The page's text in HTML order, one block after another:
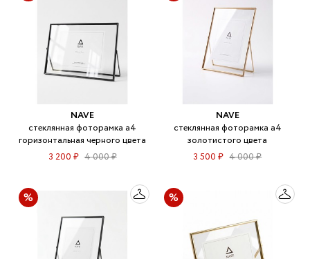
NAVE
стеклянная фоторамка а4
горизонтальная черного цвета
3 200 ₽ 4 000 ₽
NAVE
стеклянная фоторамка а4
золотистого цвета
3 500 ₽ 4 000 ₽